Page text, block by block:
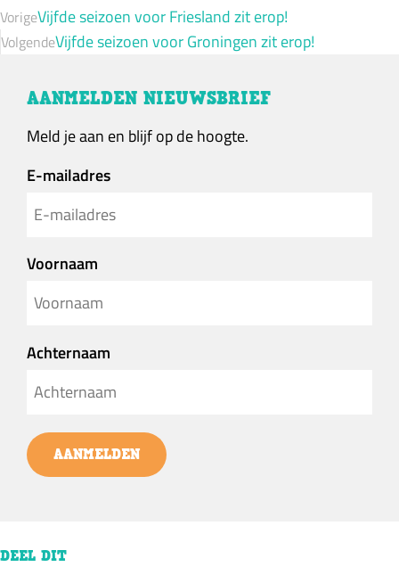
VorigeVijfde seizoen voor Friesland zit erop!
VolgendeVijfde seizoen voor Groningen zit erop!
AANMELDEN NIEUWSBRIEF
Meld je aan en blijf op de hoogte.
E-mailadres
Voornaam
Achternaam
AANMELDEN
DEEL DIT